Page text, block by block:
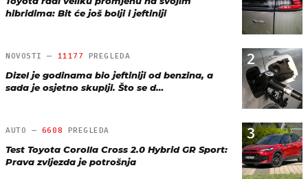
hibridima: Bit će još bolji i jeftiniji
2
NOVOSTI — 11177 PREGLEDA
Dizel je godinama bio jeftiniji od benzina, a
sada je osjetno skuplji. Što se d…
3
AUTO — 6608 PREGLEDA
Test Toyota Corolla Cross 2.0 Hybrid GR Sport:
Prava zvijezda je potrošnja